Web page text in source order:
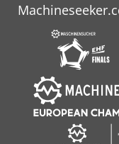
Kemppi Tylarc
Migatronic